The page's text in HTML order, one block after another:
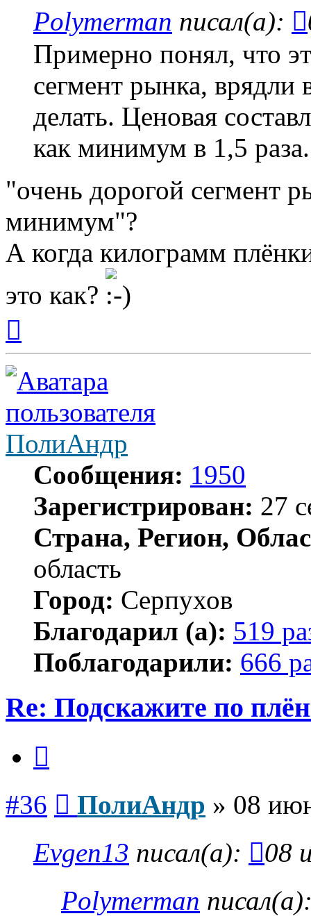
Polymerman писал(а):
Примерно понял, что
сегмент рынка,
делать. Ценовая
как минимум в 1,5 раза.
"очень дорогой сегмент
минимум"?
А когда килограмм
это как?
началу
ПолиАндр
Сообщения: 1950
Зарегистрирован: 27
Страна, Регион,
область
Город: Серпухов
Благодарил (а): 519
Поблагодарили: 666
Re: Подскажите по
#36 ПолиАндр » 08
Evgen13 писал(а):
08
Polymerman